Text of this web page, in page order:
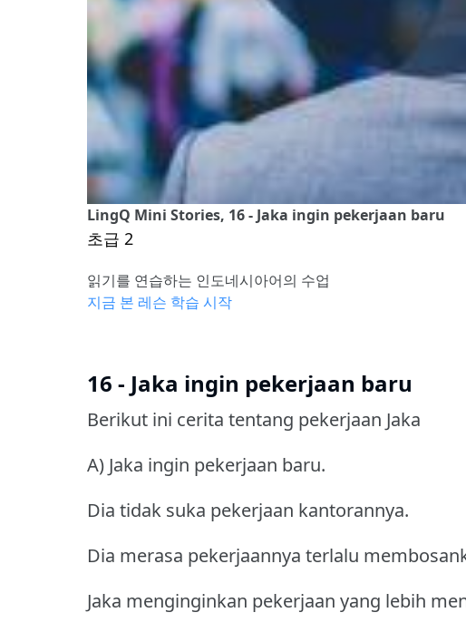
LingQ Mini Stories, 16 - Jaka ingin pekerjaan baru
초급 2
읽기를 연습하는 인도네시아어의 수업
지금 본 레슨 학습 시작
16 - Jaka ingin pekerjaan baru
Berikut ini cerita tentang pekerjaan Jaka
A) Jaka ingin pekerjaan baru.
Dia tidak suka pekerjaan kantorannya.
Dia merasa pekerjaannya terlalu
Jaka menginginkan pekerjaan yang lebih